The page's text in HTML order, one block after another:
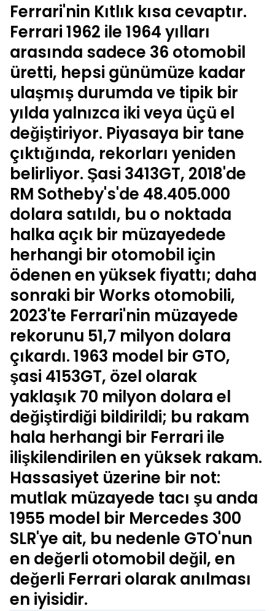
Ferrari'nin Kıtlık kısa cevaptır.
Ferrari 1962 ile 1964 yılları
arasında sadece 36 otomobil
üretti, hepsi günümüze kadar
ulaşmış durumda ve tipik bir
yılda yalnızca iki veya üçü el
değiştiriyor. Piyasaya bir tane
çıktığında, rekorları yeniden
belirliyor. Şasi 3413GT, 2018'de
RM Sotheby's'de 48.405.000
dolara satıldı, bu o noktada
halka açık bir müzayedede
herhangi bir otomobil için
ödenen en yüksek fiyattı; daha
sonraki bir Works otomobili,
2023'te Ferrari'nin müzayede
rekorunu 51,7 milyon dolara
çıkardı. 1963 model bir GTO,
şasi 4153GT, özel olarak
yaklaşık 70 milyon dolara el
değiştirdiği bildirildi; bu rakam
hala herhangi bir Ferrari ile
ilişkilendirilen en yüksek rakam.
Hassasiyet üzerine bir not:
mutlak müzayede tacı şu anda
1955 model bir Mercedes 300
SLR'ye ait, bu nedenle GTO'nun
en değerli otomobil değil, en
değerli Ferrari olarak anılması
en iyisidir.